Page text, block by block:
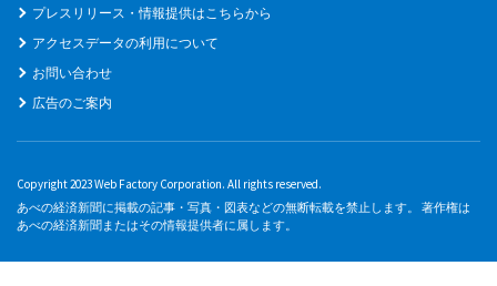
プレスリリース・情報提供はこちらから
アクセスデータの利用について
お問い合わせ
広告のご案内
Copyright 2023 Web Factory Corporation. All rights reserved.
あべの経済新聞に掲載の記事・写真・図表などの無断転載を禁止します。 著作権は
あべの経済新聞またはその情報提供者に属します。